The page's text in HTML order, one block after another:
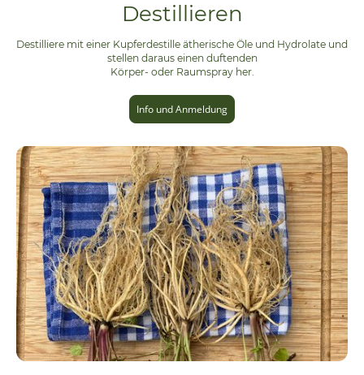
Destillieren
Destilliere mit einer Kupferdestille ätherische Öle und Hydrolate und
stellen daraus einen duftenden
Körper- oder Raumspray her.
Info und Anmeldung